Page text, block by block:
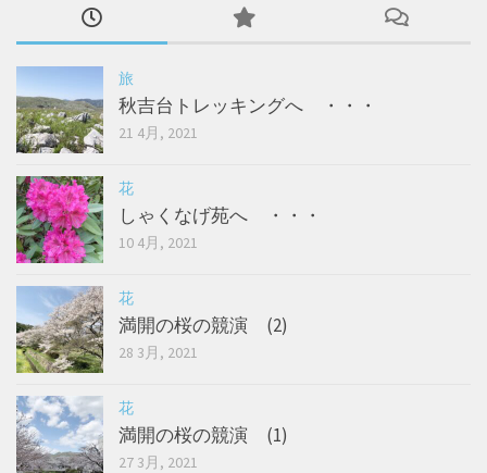
旅
秋吉台トレッキングへ ・・・
21 4月, 2021
花
しゃくなげ苑へ ・・・
10 4月, 2021
花
満開の桜の競演 (2)
28 3月, 2021
花
満開の桜の競演 (1)
27 3月, 2021